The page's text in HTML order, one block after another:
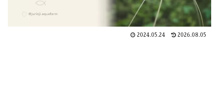
2024.05.24 2026.08.05